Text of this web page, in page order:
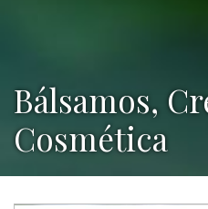
Bálsamos,
Cosmética